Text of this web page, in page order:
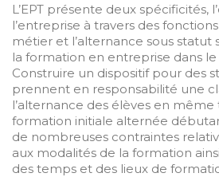
L’EPT présente deux spécificités,
l’entreprise à travers des
métier et l’alternance sous statut
la formation en entreprise dans le
Construire un dispositif pour des
prennent en responsabilité une
l’alternance des élèves en
formation initiale alternée
de nombreuses contraintes
aux modalités de la formation
des temps et des lieux de